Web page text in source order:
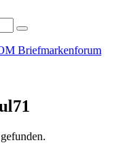
Briefmarkenforum